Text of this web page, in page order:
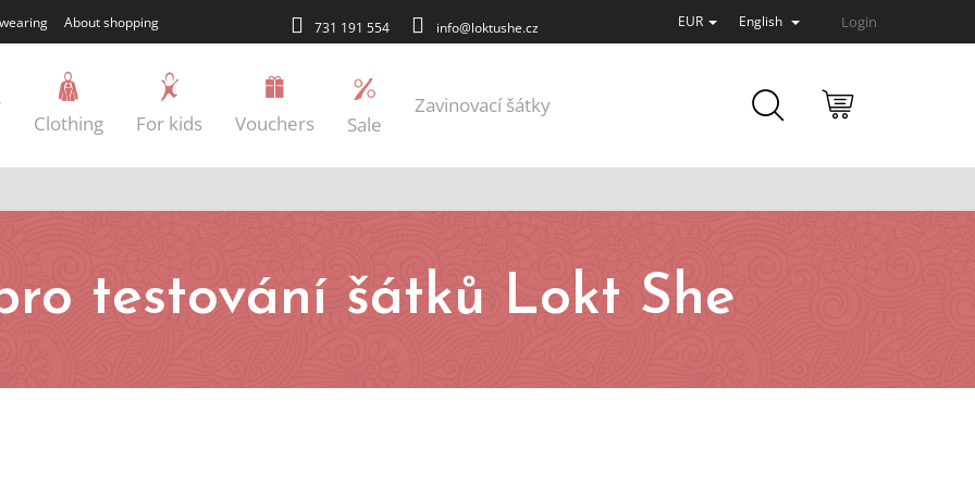
731 191 554 info@loktushe.cz
About shopping EUR English Login
Clothing For kids Vouchers Sale
Zavinovací šátky
testování šátků Lokt She